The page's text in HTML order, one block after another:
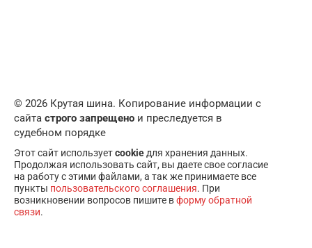
© 2026 Крутая шина. Копирование информации с
сайта строго запрещено и преследуется в
судебном порядке
Этот сайт используетcookie для хранения данных.
Продолжая использовать сайт, вы даете свое согласие
на работу с этими файлами, а так же принимаете все
пункты пользовательского соглашения. При
возникновении вопросов пишите вформу обратной
связи.